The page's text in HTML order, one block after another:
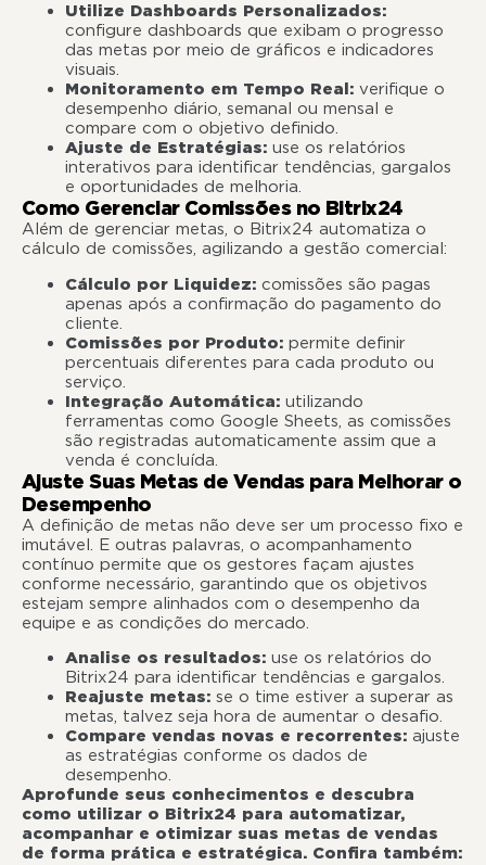
Utilize Dashboards Personalizados:
configure dashboards que exibam o progresso
das metas por meio de gráficos e indicadores
visuais.
Monitoramento em Tempo Real: verifique o
desempenho diário, semanal ou mensal e
compare com o objetivo definido.
Ajuste de Estratégias: use os relatórios
interativos para identificar tendências, gargalos
e oportunidades de melhoria.
Como Gerenciar Comissões no Bitrix24
Além de gerenciar metas, o Bitrix24 automatiza o
cálculo de comissões, agilizando a gestão comercial:
Cálculo por Liquidez: comissões são pagas
apenas após a confirmação do pagamento do
cliente.
Comissões por Produto: permite definir
percentuais diferentes para cada produto ou
serviço.
Integração Automática: utilizando
ferramentas como Google Sheets, as comissões
são registradas automaticamente assim que a
venda é concluída.
Ajuste Suas Metas de Vendas para Melhorar o
Desempenho
A definição de metas não deve ser um processo fixo e
imutável. E outras palavras, o acompanhamento
contínuo permite que os gestores façam ajustes
conforme necessário, garantindo que os objetivos
estejam sempre alinhados com o desempenho da
equipe e as condições do mercado.
Analise os resultados: use os relatórios do
Bitrix24 para identificar tendências e gargalos.
Reajuste metas: se o time estiver a superar as
metas, talvez seja hora de aumentar o desafio.
Compare vendas novas e recorrentes: ajuste
as estratégias conforme os dados de
desempenho.
Aprofunde seus conhecimentos e descubra
como utilizar o Bitrix24 para automatizar,
acompanhar e otimizar suas metas de vendas
de forma prática e estratégica. Confira também: